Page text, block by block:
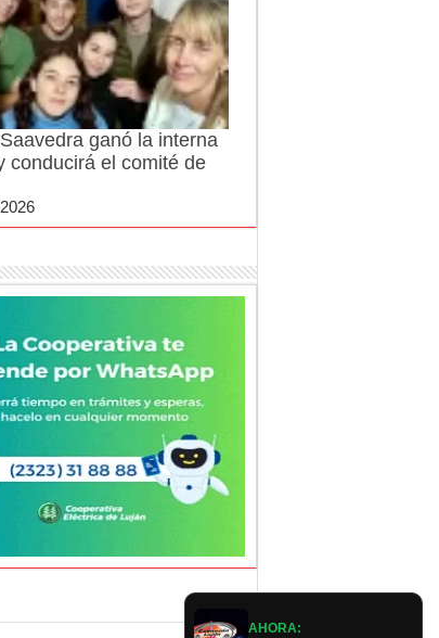
ganó la interna
conducirá el comité de
AHORA: